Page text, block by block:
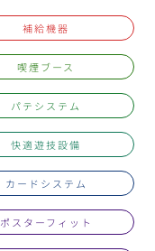
補給機器
喫煙ブース
パテシステム
快適遊技設備
カードシステム
ポスターフィット